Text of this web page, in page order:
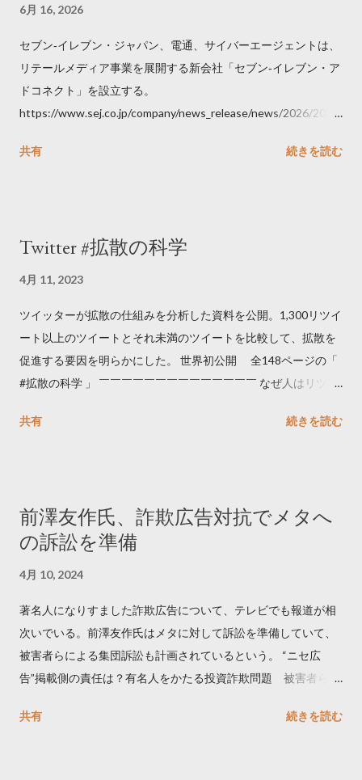
6月 16, 2026
セブン‐イレブン・ジャパン、電通、サイバーエージェントは、
リテールメディア事業を展開する新会社「セブン‐イレブン・ア
ドコネクト」を設立する。
https://www.sej.co.jp/company/news_release/news/2026/2026
共有
続きを読む
Twitter #拡散の科学
4月 11, 2023
ツイッターが拡散の仕組みを分析した資料を公開。1,300リツイ
ート以上のツイートとそれ未満のツイートを比較して、拡散を
促進する要因を明らかにした。 世界初公開 全148ページの「
#拡散の科学 」 ￣￣￣￣￣￣￣￣￣￣￣￣￣￣ なぜ人はリツイ
学しました。 ー バズの目安は1300リツイート ー 人は16の熱量
トするのか？ https://marketing.twitter.com/ja/insights/kakusan
共有 続きを読む
前澤友作氏、詐欺広告対抗でメタへ
の訴訟を準備
4月 10, 2024
著名人になりすました詐欺広告について、テレビでも報道が相
次いでいる。前澤友作氏はメタに対して訴訟を準備していて、
被害者らによる集団訴訟も計画されているという。 “ニセ広
告”掲載側の責任は？有名人をかたる投資詐欺問題 被害者らが
https://newsdig.tbs.co.jp/articles/-/1091835 なぜなくならな
共有 続きを読む